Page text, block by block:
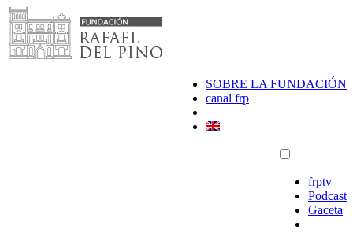
Saltar
al
contenido
SOBRE LA FUNDACIÓN
canal frp
frptv
Podcast
Gaceta